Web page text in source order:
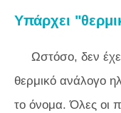
Υπάρχει
Ωστόσο, δεν
θερμικό ανάλογο
το όνομα. Όλες οι